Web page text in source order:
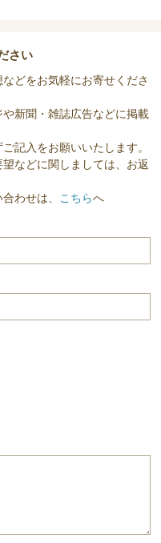
さい
どをお気軽にお寄せくださ
新聞・雑誌広告などに掲載
記入をお願いいたします。
などに関しましては、お返
わせは、 こちらへ